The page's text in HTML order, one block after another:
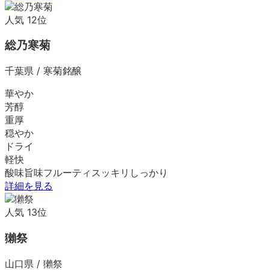
人気 12位
総乃寒菊
千葉県 / 寒菊銘醸
華やか
芳醇
重厚
穏やか
ドライ
軽快
酸味旨味フルーティ スッキリ しっかり
詳細を見る
人気 13位
獺祭
山口県 / 獺祭